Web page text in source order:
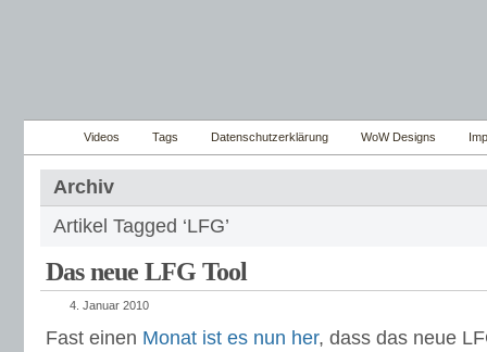
Videos Tags Datenschutzerklärung WoW Designs
Archiv
Artikel Tagged ‘LFG’
Das neue LFG Tool
4. Januar 2010
Fast einen Monat ist es nun her, dass das neue